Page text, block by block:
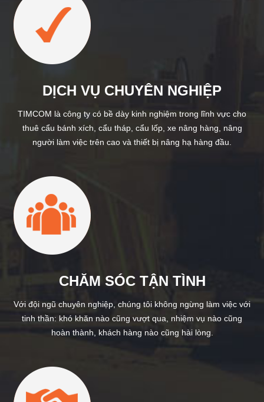
DỊCH VỤ CHUYÊN NGHIỆP
TIMCOM là công ty có bề dày kinh nghiệm trong lĩnh vực cho
thuê cẩu bánh xích, cẩu tháp, cẩu lốp, xe nâng hàng, nâng
người làm việc trên cao và thiết bị nâng hạ hàng đầu.
CHĂM SÓC TẬN TÌNH
Với đội ngũ chuyên nghiệp, chúng tôi không ngừng làm việc với
tinh thần: khó khăn nào cũng vượt qua, nhiệm vụ nào cũng
hoàn thành, khách hàng nào cũng hài lòng.